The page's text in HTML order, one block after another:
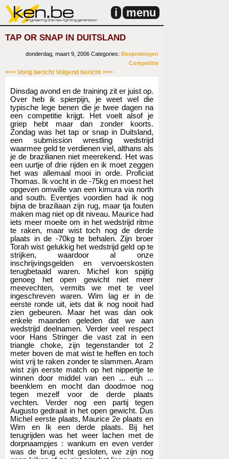
i menu
TAP OR SNAP IN DUITSLAND
donderdag, maart 9, 2006 Categories: Besprekingen
Competitie
<<< Vorig bericht Volgend bericht >>>
Dinsdag avond en de training zit er juist op.
Over heb ik spierpijn, je weet wel die
typische lege benen die je twee dagen na
een competitie krijgt. Het voelt alsof je
griep hebt maar dan zonder koorts.
Zondag was het tap or snap in Duitsland,
een submission wrestling wedstrijd
waarmee geld te verdienen viel, althans als
je de brazilianen niet meerekend. Het was
een uurtje of drie rijden en ik moet zeggen
het was allemaal mooi in orde. Proficiat
Thomas. Ik vocht in de -75kg en moest het
opgeven omwille van een kimura via north
and south. Eventjes voordien had ik nog
bijna de braziliaan zijn rug, maar tja fouten
maken mag niet op dit niveau. Maurice had
iets meer moeite om in het wedstrijd ritme
te raken, maar wist toch nog de derde
plaats in de -70kg te behalen. Zijn broer
Torah wist gelukkig het wedstrijd geld op te
strijken, waardoor al onze
inschrijvingsgelden en vervoerskosten
terugbetaald waren. Michel kon spijtig
genoeg het open gewicht niet meer
meevechten, vermits we met te veel
ingeschreven waren. Wim lag er in de
eerste ronde uit, iets dat ik nog nooit had
zien gebeuren. Maar het was dan ook
enkele maanden geleden dat we aan
wedstrijd deelnamen. Verder veel respect
voor Hans Stringer die vast zat in een
triangle choke, zijn tegenstander tot 2
meter boven de mat wist te heffen en toch
wist vrij te raken zonder te slammen. Aram
wist zijn eerste match op het nippertje te
winnen door middel van een ... euh ...
beenklem en mocht dan doodmoe nog
tegen mezelf voor de derde plaats
vechten. Verder nog een partij tegen
Augusto gedraait in het open gewicht. Dus
Michel eerste plaats, Maurice 2e plaats en
Wim en Ik een derde plaats. Bij het
terugrijden was het weer lachen met de
dorpnaampjes : wankum en even verder
was de brug echt gesloten, we zijn nog